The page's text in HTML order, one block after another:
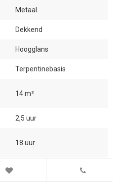
Metaal
Dekkend
Hoogglans
Terpentinebasis
14 m²
2,5 uur
18 uur